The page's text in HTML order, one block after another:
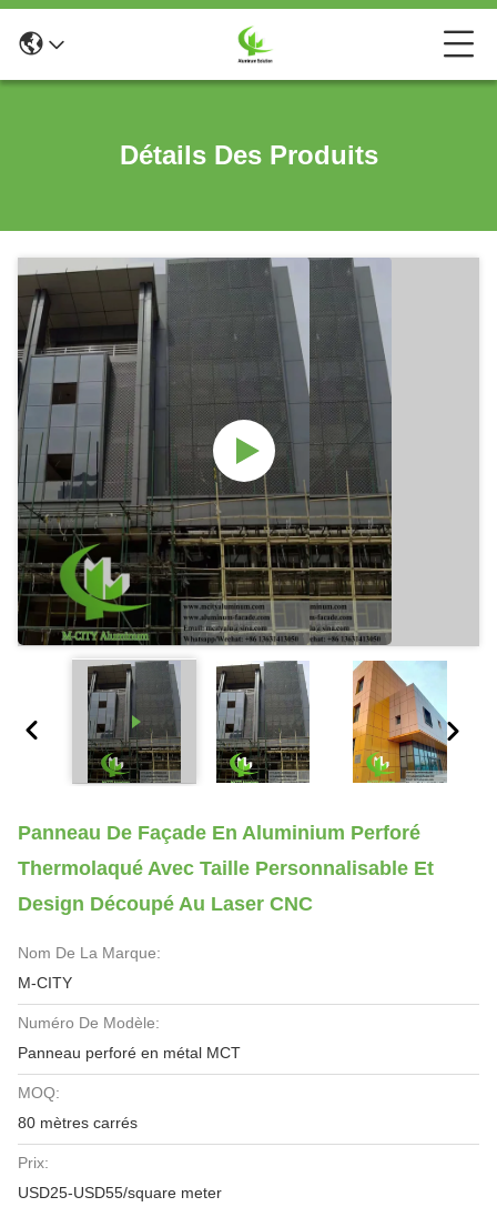
Détails Des Produits
Panneau De Façade En Aluminium Perforé
Thermolaqué Avec Taille Personnalisable Et
Design Découpé Au Laser CNC
Nom De La Marque:
M-CITY
Numéro De Modèle:
Panneau perforé en métal MCT
MOQ:
80 mètres carrés
Prix:
USD25-USD55/square meter